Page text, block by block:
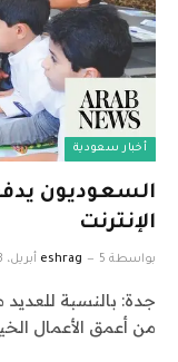
أخبار سعودية
السعوديون
الإنترنت
بواسطة eshrag 5 أبريل، 2023
جدة: بالنسبة للعديد
من أعمق الأعمال